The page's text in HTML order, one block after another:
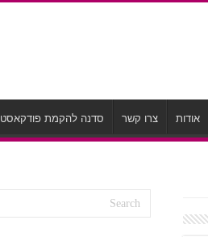
אודות צרו קשר סדנה להקמת פודקאסט